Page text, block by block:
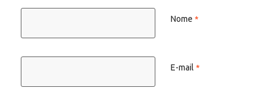
Nome *
E-mail *